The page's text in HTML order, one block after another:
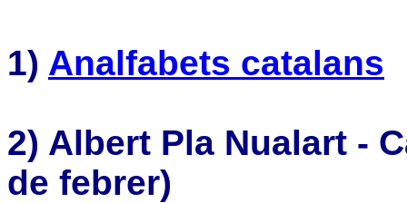
1) Analfabets catalans
2) Albert Pla Nualart -
de febrer)